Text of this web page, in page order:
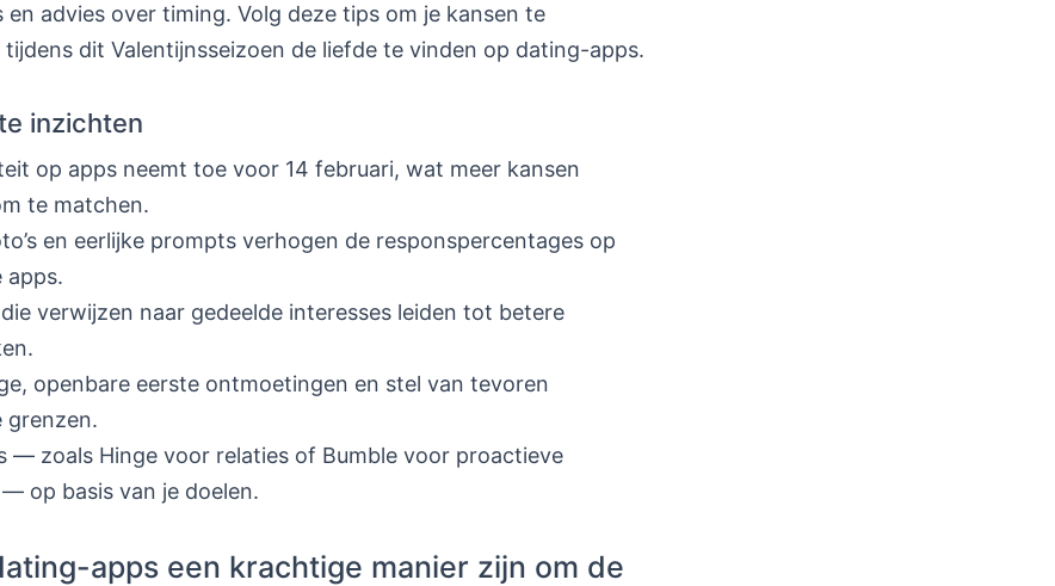
en advies over timing. Volg deze tips om je kansen te
dit Valentijnsseizoen de liefde te vinden op dating-apps.
inzichten
op apps neemt toe voor 14 februari, wat meer kansen
te matchen.
en eerlijke prompts verhogen de responspercentages op
apps.
verwijzen naar gedeelde interesses leiden tot betere
openbare eerste ontmoetingen en stel van tevoren
grenzen.
— zoals Hinge voor relaties of Bumble voor proactieve
op basis van je doelen.
apps een krachtige manier zijn om de